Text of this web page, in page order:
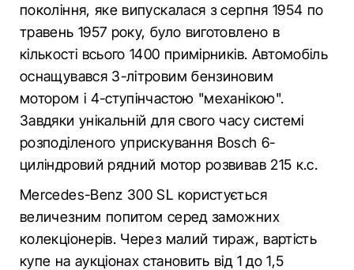
покоління, яке випускалася з серпня 1954 по
травень 1957 року, було виготовлено в
кількості всього 1400 примірників. Автомобіль
оснащувався 3-літровим бензиновим
мотором і 4-ступінчастою "механікою".
Завдяки унікальній для свого часу системі
розподіленого уприскування Bosch 6-
циліндровий рядний мотор розвивав 215 к.с.
Mercedes-Benz 300 SL користується
величезним попитом серед заможних
колекціонерів. Через малий тираж, вартість
купе на аукціонах становить від 1 до 1,5